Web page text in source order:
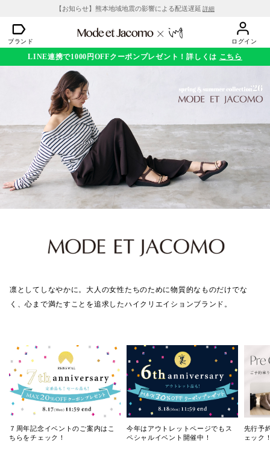
【お知らせ】熊本地域地震の影響による配送遅延 詳細
ブランド ログイン
LINE連携で1000円OFFクーポンプレゼント！詳しくは こちら
凛としてしなやかに。大人の女性たちのために物質的なものだけでな
く、心まで満たすことを追求したハイクリエイションブランド。
７周年記念イベントのご案内はこ
ちらをチェック！
今年はアウトレットページでもス
ペシャルイベント開催中！
先行予
ェック